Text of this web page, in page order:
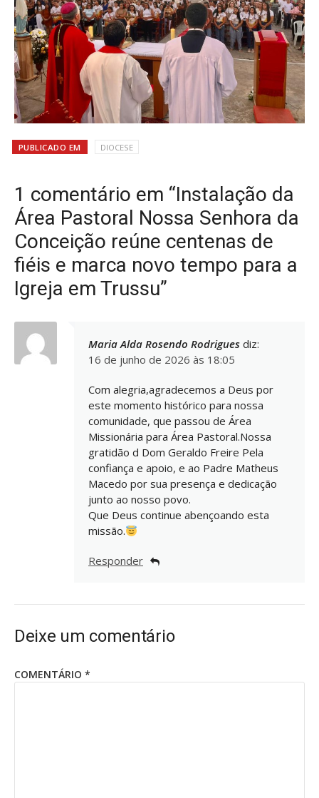
PUBLICADO EM DIOCESE
1 comentário em “Instalação da
Área Pastoral Nossa Senhora da
Conceição reúne centenas de
fiéis e marca novo tempo para a
Igreja em Trussu”
Maria Alda Rosendo Rodrigues diz:
16 de junho de 2026 às 18:05
Com alegria,agradecemos a Deus por
este momento histórico para nossa
comunidade, que passou de Área
Missionária para Área Pastoral.Nossa
gratidão d Dom Geraldo Freire Pela
confiança e apoio, e ao Padre Matheus
Macedo por sua presença e dedicação
junto ao nosso povo.
Que Deus continue abençoando esta
missão.
Responder
Deixe um comentário
COMENTÁRIO *